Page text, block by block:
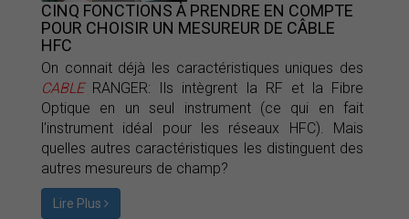
CINQ FONCTIONS À PRENDRE EN COMPTE
POUR CHOISIR UN MESUREUR DE CÂBLE
HFC
On connait déjà les caractéristiques uniques des
CABLERANGER: Ils intègrent la RF et la Fibre
Optique en un seul instrument (ce qui en fait
l'instrument idéal pour les réseaux HFC). Mais
quelles autres caractéristiques les distinguent des
autres mesureurs de champ?
Lire Plus